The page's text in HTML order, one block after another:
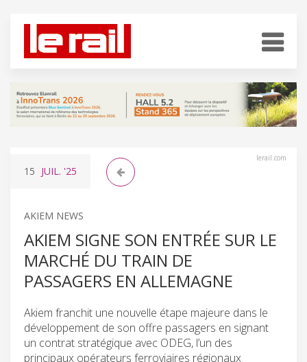
lerail.com
15 JUIL. '25
AKIEM NEWS
AKIEM SIGNE SON ENTRÉE SUR LE
MARCHÉ DU TRAIN DE
PASSAGERS EN ALLEMAGNE
Akiem franchit une nouvelle étape majeure dans le
développement de son offre passagers en signant
un contrat stratégique avec ODEG, l’un des
principaux opérateurs ferroviaires régionaux